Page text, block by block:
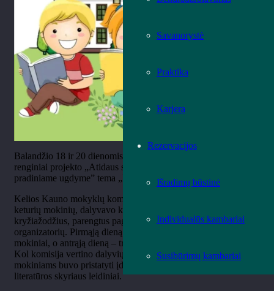
Savanorystė
Praktika
Karjera
Rezervacijos
Išradimų būstinė
Individualūs kambariai
Susibūrimų kambariai
Balandžio 18 ir 20 dienomis bibliotekoje vyko baigiamieji
renginiai projekto „Atidaus skaitymo įgūdžių lavinimas
pradiniame ugdyme” tema „Mokykla, draugai ir kiti reikalai”.
Kelios Kauno mokyklų komandos, kiekviena sudaryta iš
keturių mokinių, dalyvavo konkurse, kuriame sprendė
kryžiažodžius, parengtus pagal literatūros kūrinius, pasirinktus
organizatorių. Pirmąją dieną varžėsi pirmų ir antrų klasių
mokiniai, o antrąją dieną – trečių ir ketvirtų klasių mokiniai.
Kol komisija vertino dalyvių atsakymus ir skaičiavo balus,
mokiniams buvo pristatyti įdomiausi ir naujausi Vaikų
literatūros skyriaus leidiniai.